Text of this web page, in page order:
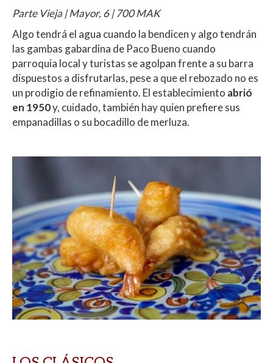
Parte Vieja | Mayor, 6 | 700 MAK
Algo tendrá el agua cuando la bendicen y algo tendrán
las gambas gabardina de Paco Bueno cuando
parroquia local y turistas se agolpan frente a su barra
dispuestos a disfrutarlas, pese a que el rebozado no es
un prodigio de refinamiento. El establecimiento abrió
en 1950y, cuidado, también hay quien prefiere sus
empanadillas o su bocadillo de merluza.